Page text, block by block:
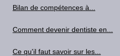
Bilan de compétences à...
Comment devenir dentiste en...
Ce qu'il faut savoir sur les...